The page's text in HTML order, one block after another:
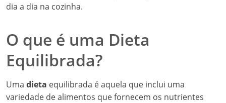
dia a dia na cozinha.
O que é uma Dieta
Equilibrada?
Uma dieta equilibrada é aquela que inclui uma
variedade de alimentos que fornecem os nutrientes